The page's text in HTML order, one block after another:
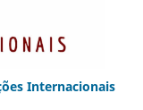
Internacionais